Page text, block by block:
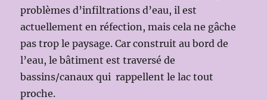
problèmes d’infiltrations d’eau, il est
actuellement en réfection, mais cela ne gâche
pas trop le paysage. Car construit au bord de
l’eau, le bâtiment est traversé de
bassins/canaux qui rappellent le lac tout
proche.